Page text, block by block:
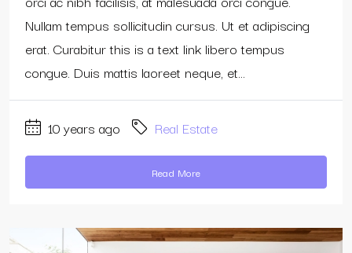
Nullam tempus sollicitudin cursus. Ut et adipiscing
erat. Curabitur this is a text link libero tempus
congue. Duis mattis laoreet neque, et...
10 years ago Real Estate
Read More